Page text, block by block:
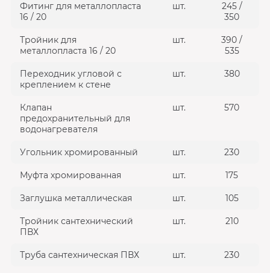
Фитинг для металлопласта
16 / 20
шт.
245 /
350
Тройник для
металлопласта 16 / 20
шт.
390 /
535
Переходник угловой с
креплением к стене
шт. 380
Клапан
предохранительный для
водонагревателя
шт. 570
Угольник хромированный шт. 230
Муфта хромированная шт. 175
Заглушка металлическая шт. 105
Тройник сантехнический
ПВХ
шт. 210
Труба сантехническая ПВХ шт. 230